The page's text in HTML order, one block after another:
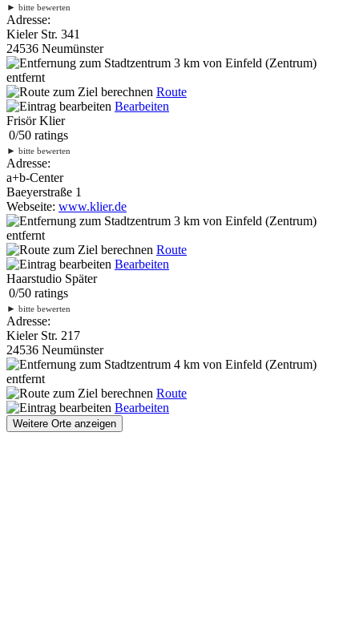
► bitte bewerten
Adresse:
Kieler Str. 341
24536 Neumünster
3 km von Einfeld (Zentrum)
entfernt
Route
Bearbeiten
Frisör Klier
0/50 ratings
► bitte bewerten
Adresse:
a+b-Center
Baeyerstraße 1
Webseite: www.klier.de
3 km von Einfeld (Zentrum)
entfernt
Route
Bearbeiten
Haarstudio Später
0/50 ratings
► bitte bewerten
Adresse:
Kieler Str. 217
24536 Neumünster
4 km von Einfeld (Zentrum)
entfernt
Route
Bearbeiten
Weitere Orte anzeigen